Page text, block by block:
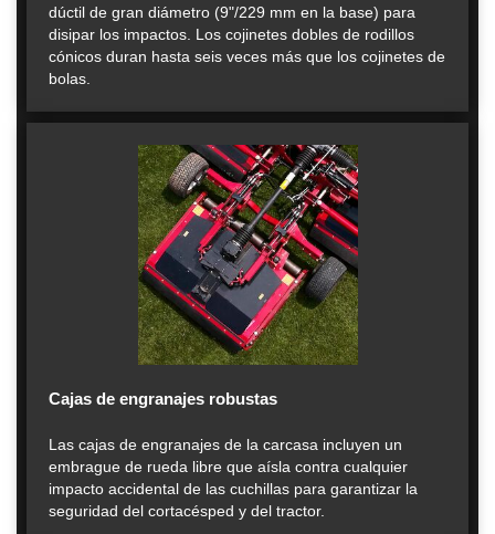
dúctil de gran diámetro (9"/229 mm en la base) para
disipar los impactos. Los cojinetes dobles de rodillos
cónicos duran hasta seis veces más que los cojinetes de
bolas.
Cajas de engranajes robustas
Las cajas de engranajes de la carcasa incluyen un
embrague de rueda libre que aísla contra cualquier
impacto accidental de las cuchillas para garantizar la
seguridad del cortacésped y del tractor.